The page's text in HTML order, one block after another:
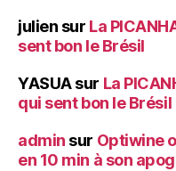
julien sur La
sent bon le Brésil
YASUAsur La
qui sent bon le Brésil
admin sur Optiwine
en 10 min à son